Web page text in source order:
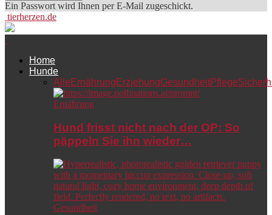
Ein Passwort wird Ihnen per E-Mail zugeschickt.
tierherzen.de
Home
Hunde
Alle Ernährung ErziehungGesundheitPflege
Ernährung
Hund frisst nicht nach der OP: So
päppeln Sie ihn wieder…
Gesundheit